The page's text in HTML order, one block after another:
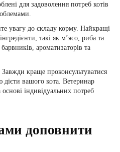
для задоволення потреб котів
увагу до складу корму. Найкращі
такі як м’ясо, риба та
ароматизаторів та
Завжди краще проконсультуватися
дієти вашого кота. Ветеринар
індивідуальних потреб
доповнити